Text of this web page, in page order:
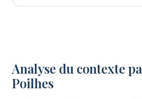
Analyse du contexte
Poilhes